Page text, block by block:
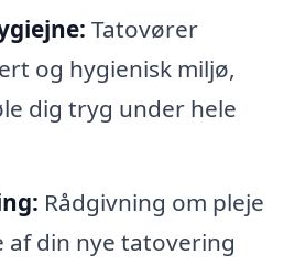
Tatovører
og hygienisk miljø,
dig tryg under hele
Rådgivning om pleje
af din nye tatovering